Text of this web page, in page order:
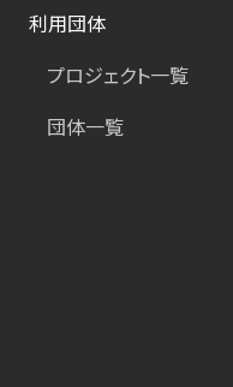
利用団体
プロジェクト一覧
団体一覧